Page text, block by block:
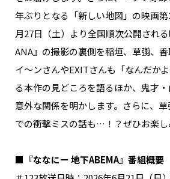
年ぶりとなる「新しい地図」の映画
月27日（土）より全国順次公開される
ANA』の撮影の裏側を稲垣、草彅、
イ〜ンさんやEXITさんも「なんだか
る本作の見どころを語るほか、鬼才
意外な関係を明かします。さらに、
での衝撃ミスの話も…！？ぜひお楽し
■『ななにー 地下ABEMA』番組概要